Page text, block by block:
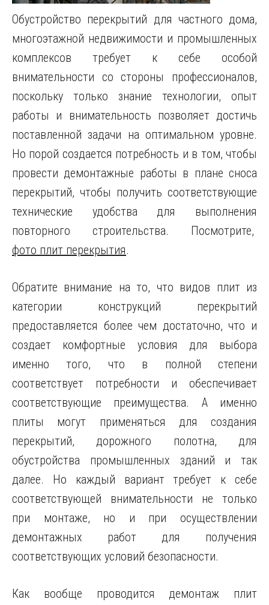
Обустройство перекрытий для частного дома,
многоэтажной недвижимости и промышленных
комплексов требует к себе особой
внимательности со стороны профессионалов,
поскольку только знание технологии, опыт
работы и внимательность позволяет достичь
поставленной задачи на оптимальном уровне.
Но порой создается потребность и в том, чтобы
провести демонтажные работы в плане сноса
перекрытий, чтобы получить соответствующие
технические удобства для выполнения
повторного строительства. Посмотрите,
фото плит перекрытия.
Обратите внимание на то, что видов плит из
категории конструкций перекрытий
предоставляется более чем достаточно, что и
создает комфортные условия для выбора
именно того, что в полной степени
соответствует потребности и обеспечивает
соответствующие преимущества. А именно
плиты могут применяться для создания
перекрытий, дорожного полотна, для
обустройства промышленных зданий и так
далее. Но каждый вариант требует к себе
соответствующей внимательности не только
при монтаже, но и при осуществлении
демонтажных работ для получения
соответствующих условий безопасности.
Как вообще проводится демонтаж плит